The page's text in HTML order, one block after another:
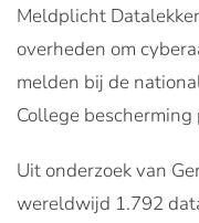
Meldplicht
overheden om
melden bij de
College bescherming
Uit onderzoek van
wereldwijd 1.792